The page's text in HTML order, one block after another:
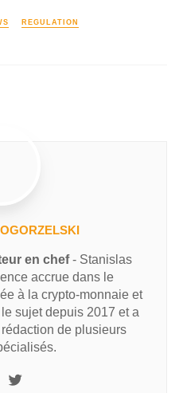
REGULATION
en chef- Stanislas
accrue dans le
à la crypto-monnaie et
sujet depuis 2017 et a
de plusieurs